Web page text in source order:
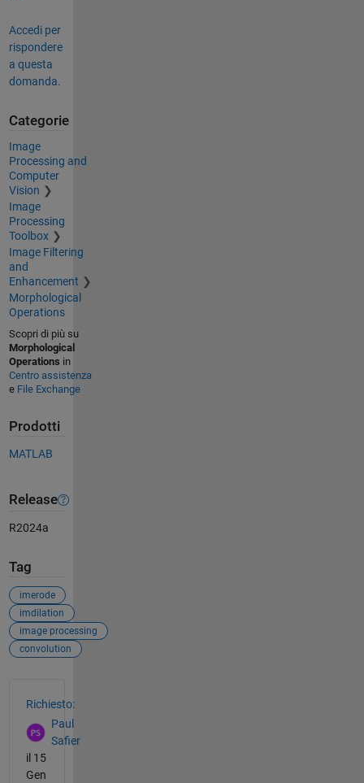
Accedi per
rispondere
a questa
domanda.
Categorie
Image
Processing and
Computer
Vision
Image
Processing
Toolbox
Image Filtering
and
Enhancement
Morphological
Operations
Scopri di più su
Morphological
Operations in
Centro assistenza
e File Exchange
Prodotti
MATLAB
Release
R2024a
Tag
imerode
imdilation
image processing
convolution
Richiesto:
Paul
Safier
il 15
Gen